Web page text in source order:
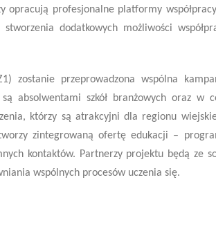
opracują profesjonalne platformy
dodatkowych możliwości
zostanie przeprowadzona wspólna
absolwentami szkół branżowych oraz w
którzy są atrakcyjni dla regionu
zintegrowaną ofertę edukacji –
kontaktów. Partnerzy projektu będą ze
wspólnych procesów uczenia się.